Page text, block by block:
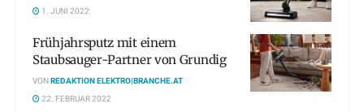
1. JUNI 2022
Frühjahrsputz mit einem
Staubsauger-Partner von Grundig
VONREDAKTION ELEKTRO|BRANCHE.AT
22. FEBRUAR 2022